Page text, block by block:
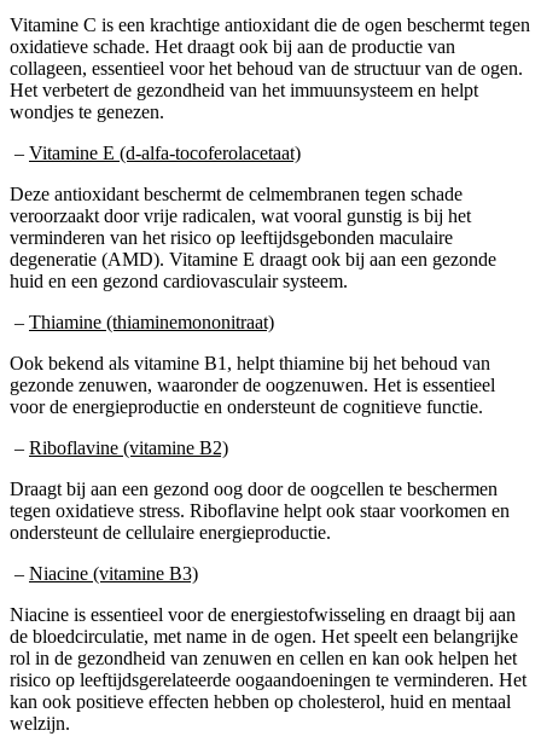
Vitamine C is een krachtige antioxidant die de ogen beschermt tegen
oxidatieve schade. Het draagt ook bij aan de productie van
collageen, essentieel voor het behoud van de structuur van de ogen.
Het verbetert de gezondheid van het immuunsysteem en helpt
wondjes te genezen.
– Vitamine E (d-alfa-tocoferolacetaat)
Deze antioxidant beschermt de celmembranen tegen schade
veroorzaakt door vrije radicalen, wat vooral gunstig is bij het
verminderen van het risico op leeftijdsgebonden maculaire
degeneratie (AMD). Vitamine E draagt ook bij aan een gezonde
huid en een gezond cardiovasculair systeem.
– Thiamine (thiaminemononitraat)
Ook bekend als vitamine B1, helpt thiamine bij het behoud van
gezonde zenuwen, waaronder de oogzenuwen. Het is essentieel
voor de energieproductie en ondersteunt de cognitieve functie.
– Riboflavine (vitamine B2)
Draagt bij aan een gezond oog door de oogcellen te beschermen
tegen oxidatieve stress. Riboflavine helpt ook staar voorkomen en
ondersteunt de cellulaire energieproductie.
– Niacine (vitamine B3)
Niacine is essentieel voor de energiestofwisseling en draagt bij aan
de bloedcirculatie, met name in de ogen. Het speelt een belangrijke
rol in de gezondheid van zenuwen en cellen en kan ook helpen het
risico op leeftijdsgerelateerde oogaandoeningen te verminderen. Het
kan ook positieve effecten hebben op cholesterol, huid en mentaal
welzijn.